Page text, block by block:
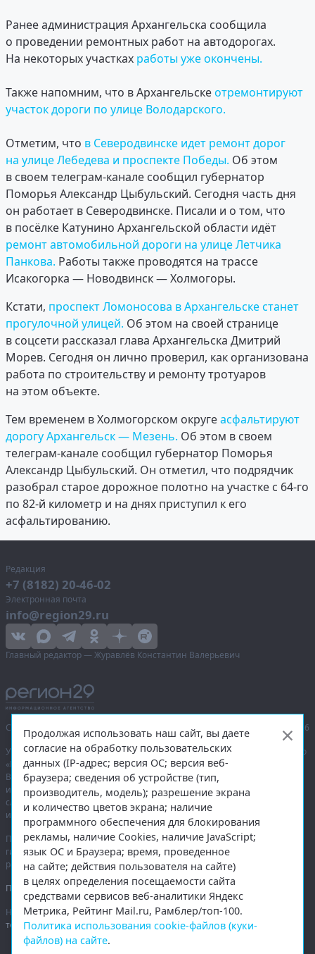
Ранее администрация Архангельска сообщила
о проведении ремонтных работ на автодорогах.
На некоторых участках работы уже окончены.
Также напомним, что в Архангельскеотремонтируют
участок дороги по улице Володарского.
Отметим, что в Северодвинске идет ремонт дорог
на улице Лебедева и проспекте Победы. Об этом
в своем телеграм-канале сообщил губернатор
Поморья Александр Цыбульский. Сегодня часть дня
он работает в Северодвинске. Писали и о том, что
в посёлке Катунино Архангельской области идёт
ремонт автомобильной дороги на улице Летчика
Панкова. Работы также проводятся на трассе
Исакогорка — Новодвинск — Холмогоры.
Кстати, проспект Ломоносова в Архангельске станет
прогулочной улицей. Об этом на своей странице
в соцсети рассказал глава Архангельска Дмитрий
Морев. Сегодня он лично проверил, как организована
работа по строительству и ремонту тротуаров
на этом объекте.
Тем временем в Холмогорском округеасфальтируют
дорогу Архангельск — Мезень. Об этом в своем
телеграм-канале сообщил губернатор Поморья
Александр Цыбульский. Он отметил, что подрядчик
разобрал старое дорожное полотно на участке с 64-го
по 82-й километр и на днях приступил к его
асфальтированию.
Редакция
+7 (8182) 20-46-02
Электронная почта
info@region29.ru
Главный редактор — Журавлёв Константин Валерьевич
Сетевое издание «Информационное агентство Регион 29»,
© 2016–2026
Учредитель — общество с ограниченной ответственностью «Агентство
«Правда Севера».
Выписка из реестра зарегистрированных средств массовой
информации:ЭЛ № ФС 77-74226 от 09.11.2018 выдано Федеральной
службой по надзору в сфере связи, информационных технологий
и массовых коммуникаций (Роскомнадзор).
При полном или частичном использовании любых материалов
гиперссылка на region29.ruобязательна. Копирование материалов без
разрешения администрации сайта запрещено.
Правовая информация.
На информационном ресурсе применяютсярекомендательные
технологии.
Продолжая использовать наш сайт, вы даете
согласие на обработку пользовательских
данных (IP-адрес; версия ОС; версия веб-
браузера; сведения об устройстве (тип,
производитель, модель); разрешение экрана
и количество цветов экрана; наличие
программного обеспечения для блокирования
рекламы, наличие Cookies, наличие JavaScript;
язык ОС и Браузера; время, проведенное
на сайте; действия пользователя на сайте)
в целях определения посещаемости сайта
средствами сервисов веб-аналитики Яндекс
Метрика, Рейтинг Mail.ru, Рамблер/топ-100.
Политика использования cookie-файлов (куки-
файлов) на сайте.